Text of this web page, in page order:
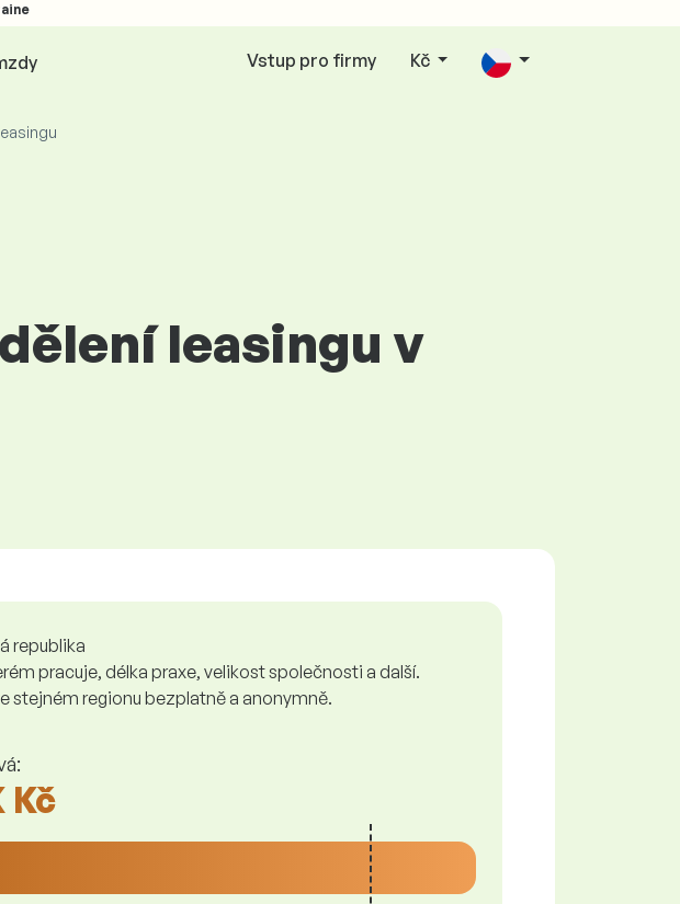
Vstup pro firmy Kč
leasingu v
republika
pracuje, délka praxe, velikost společnosti a další.
stejném regionu bezplatně a anonymně.
Kč